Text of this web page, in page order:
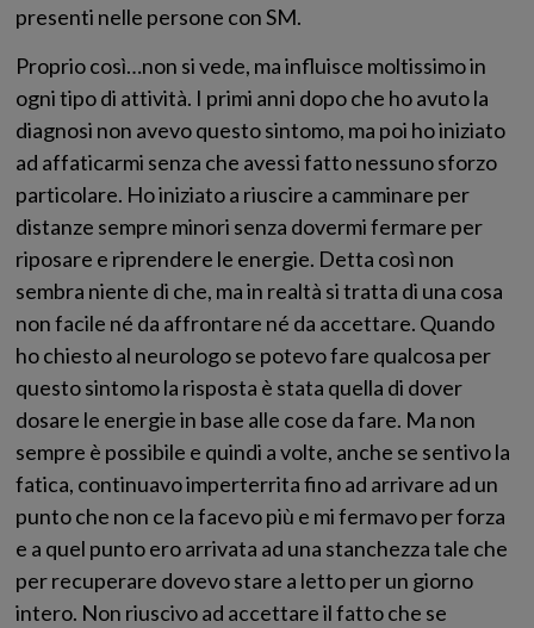
presenti nelle persone con SM.
Proprio così…non si vede, ma influisce moltissimo in
ogni tipo di attività. I primi anni dopo che ho avuto la
diagnosi non avevo questo sintomo, ma poi ho iniziato
ad affaticarmi senza che avessi fatto nessuno sforzo
particolare. Ho iniziato a riuscire a camminare per
distanze sempre minori senza dovermi fermare per
riposare e riprendere le energie. Detta così non
sembra niente di che, ma in realtà si tratta di una cosa
non facile né da affrontare né da accettare. Quando
ho chiesto al neurologo se potevo fare qualcosa per
questo sintomo la risposta è stata quella di dover
dosare le energie in base alle cose da fare. Ma non
sempre è possibile e quindi a volte, anche se sentivo la
fatica, continuavo imperterrita fino ad arrivare ad un
punto che non ce la facevo più e mi fermavo per forza
e a quel punto ero arrivata ad una stanchezza tale che
per recuperare dovevo stare a letto per un giorno
intero. Non riuscivo ad accettare il fatto che se